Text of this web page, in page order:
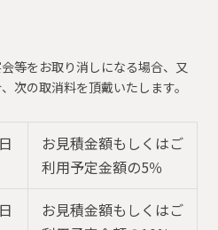
等をお取り消しになる場合、又
次の取消料を頂戴いたします。
お見積金額もしくはご
利用予定金額の5％
お見積金額もしくはご